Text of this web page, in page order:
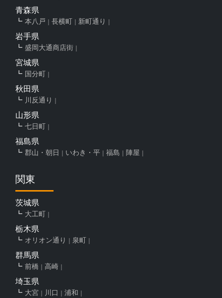
青森県
本八戸 長横町 新町通り
岩手県
盛岡大通商店街
宮城県
国分町
秋田県
川反通り
山形県
七日町
福島県
郡山・朝日 いわき・平 福島 陣屋
関東
茨城県
大工町
栃木県
オリオン通り 泉町
群馬県
前橋 高崎
埼玉県
大宮 川口 浦和